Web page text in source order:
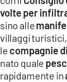
volte per
sino alle
villaggi
le compagnie
nato quale
rapidamente in